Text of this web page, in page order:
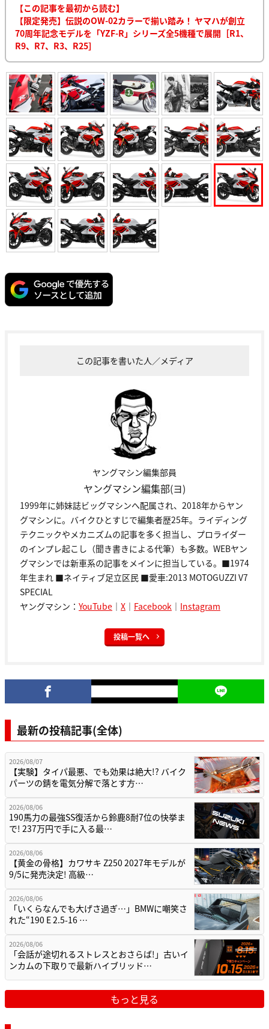
【この記事を最初から読む】
【限定発売】伝説のOW-02カラーで揃い踏み！ ヤマハが創立
70周年記念モデルを「YZF-R」シリーズ全5機種で展開［R1、
R9、R7、R3、R25］
この記事を書いた人／メディア
ヤングマシン編集部員
ヤングマシン編集部(ヨ)
1999年に姉妹誌ビッグマシンへ配属され、2018年からヤン
グマシンに。バイクひとすじで編集者歴25年。ライディング
テクニックやメカニズムの記事を多く担当し、プロライダー
のインプレ起こし（聞き書きによる代筆）も多数。WEBヤン
グマシンでは新車系の記事をメインに担当している。■1974
年生まれ ■ネイティブ足立区民 ■愛車:2013 MOTOGUZZI V7
SPECIAL
ヤングマシン： YouTube ｜ X ｜ Facebook ｜ Instagram
投稿一覧へ
最新の投稿記事(全体)
2026/08/07
【実験】タイパ最悪、でも効果は絶大!? バイク
パーツの錆を電気分解で落とす方…
2026/08/06
190馬力の最強SS復活から鈴鹿8耐7位の快挙ま
で! 237万円で手に入る最…
2026/08/06
【黄金の骨格】カワサキ Z250 2027年モデルが
9/5に発売決定! 高級…
2026/08/06
「いくらなんでも大げさ過ぎ…」BMWに嘲笑さ
れた“190 E 2.5-16 …
2026/08/06
「会話が途切れるストレスとおさらば!」古いイ
ンカムの下取りで最新ハイブリッド…
もっと見る